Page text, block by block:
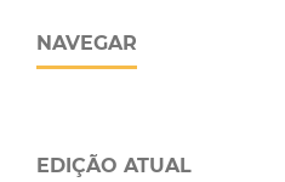
NAVEGAR
EDIÇÃO ATUAL